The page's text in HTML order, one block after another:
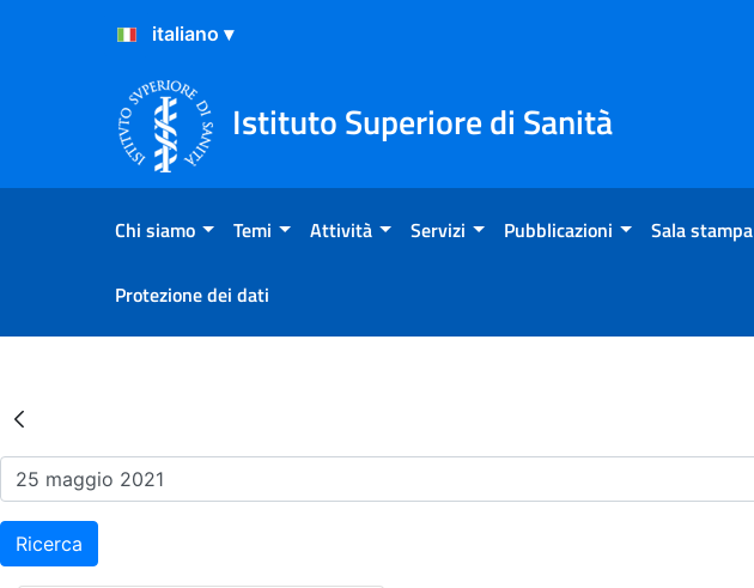
Salta al Contenuto
Salta al Footer
Istituto Superiore di Sanità
Chi siamo Temi Attività Servizi Pubblicazioni Sala stampa
Protezione dei dati
Risultati della Ricerca - Eventi
Ricerca